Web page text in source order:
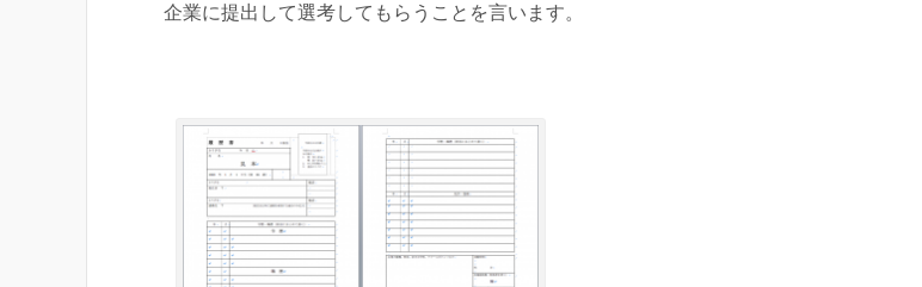
企業に提出して選考してもらうことを言います。